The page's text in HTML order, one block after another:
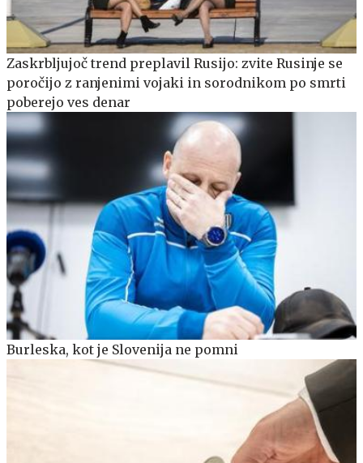
Zaskrbljujoč trend preplavil Rusijo: zvite Rusinje se
poročijo z ranjenimi vojaki in sorodnikom po smrti
poberejo ves denar
Burleska, kot je Slovenija ne pomni